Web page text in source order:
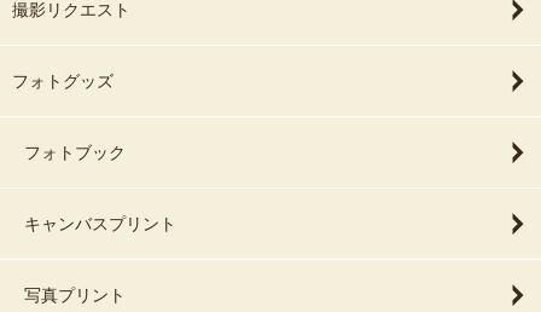
撮影リクエスト
フォトグッズ
フォトブック
キャンバスプリント
写真プリント